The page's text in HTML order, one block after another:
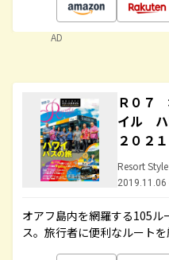
AD
Ｒ０７
イル
２０２１
Resort Style
2019.11.06
オアフ島内を網羅する105
ス。旅行者に便利なルートを